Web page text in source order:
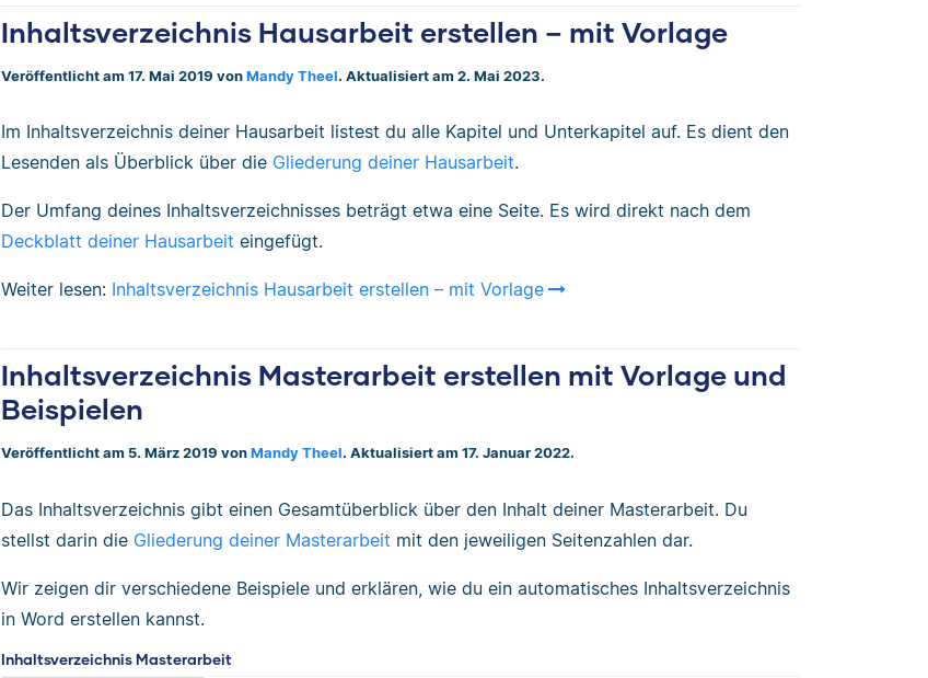
Inhaltsverzeichnis Hausarbeit erstellen – mit Vorlage
Veröffentlicht am 17. Mai 2019 von Mandy Theel. Aktualisiert am 2. Mai 2023.
Im Inhaltsverzeichnis deiner Hausarbeit listest du alle Kapitel und Unterkapitel auf. Es dient den
Lesenden als Überblick über die Gliederung deiner Hausarbeit.
Der Umfang deines Inhaltsverzeichnisses beträgt etwa eine Seite. Es wird direkt nach dem
Deckblatt deiner Hausarbeit eingefügt.
Weiter lesen: Inhaltsverzeichnis Hausarbeit erstellen – mit Vorlage
Inhaltsverzeichnis Masterarbeit erstellen mit Vorlage und
Beispielen
Veröffentlicht am 5. März 2019 von Mandy Theel. Aktualisiert am 17. Januar 2022.
Das Inhaltsverzeichnis gibt einen Gesamtüberblick über den Inhalt deiner Masterarbeit. Du
stellst darin die Gliederung deiner Masterarbeit mit den jeweiligen Seitenzahlen dar.
Wir zeigen dir verschiedene Beispiele und erklären, wie du ein automatisches Inhaltsverzeichnis
in Word erstellen kannst.
Inhaltsverzeichnis Masterarbeit